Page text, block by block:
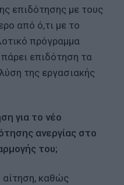
επιδότησης με τους
από ό,τι με το
πρόγραμμα
επιδότηση τα
της εργασιακής
για το νέο
ανεργίας στο
του;
αίτηση, καθώς